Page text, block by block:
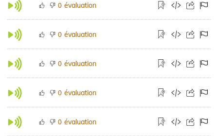
0 évaluation
0 évaluation
0 évaluation
0 évaluation
0 évaluation